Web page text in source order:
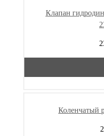
Клапан
Коленчатый